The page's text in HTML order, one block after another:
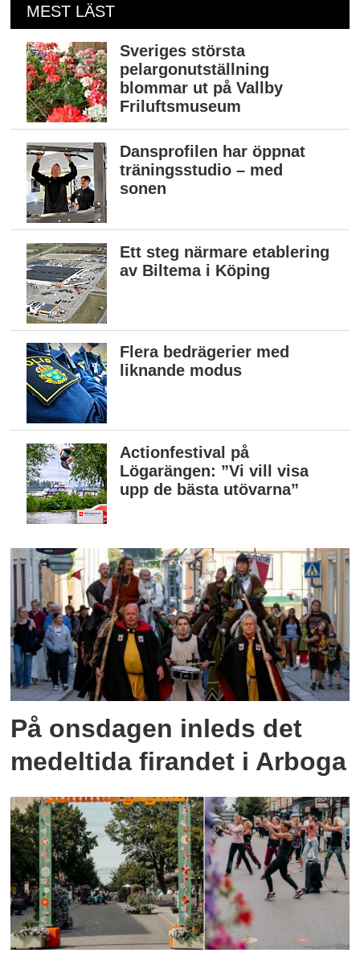
MEST LÄST
Sveriges största
pelargonutställning
blommar ut på Vallby
Friluftsmuseum
Dansprofilen har öppnat
träningsstudio – med
sonen
Ett steg närmare etablering
av Biltema i Köping
Flera bedrägerier med
liknande modus
Actionfestival på
Lögarängen: ”Vi vill visa
upp de bästa utövarna”
På onsdagen inleds det
medeltida firandet i Arboga